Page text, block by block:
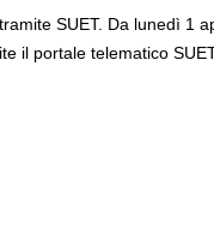
SUET. Da lunedì 1
il portale telematico